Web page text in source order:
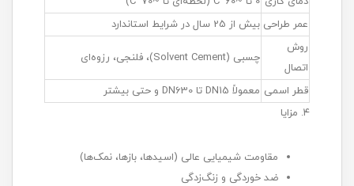
عمر طراحی بیش از 25 سال در شرایط استاندارد
روش
اتصال
چسبی (Solvent Cement)، فلنجی، رزوه‌ای
قطر اسمی معمولاً DN15 تا DN630 و حتی بیشتر
۴. مزایا
مقاومت شیمیایی عالی (اسیدها، بازها، نمک‌ها)
ضد خوردگی و زنگ‌زدگی